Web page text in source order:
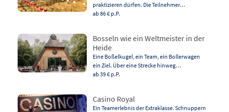
praktizieren dürfen. Die Teilnehmer…
ab 86 € p.P.
Bosseln wie ein Weltmeister in der
Heide
Eine Boßelkugel, ein Team, ein Bollerwagen
ein Ziel. Über eine Strecke hinweg…
ab 39 € p.P.
Casino Royal
Ein Teamerlebnis der Extraklasse. Schnuppern